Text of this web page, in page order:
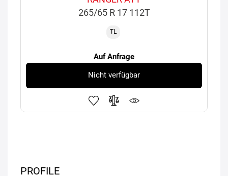
265/65 R 17 112T
TL
Auf Anfrage
Nicht verfügbar
PROFILE